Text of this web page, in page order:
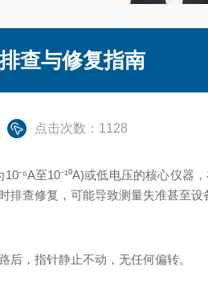
查与修复指南
点击次数：1128
至10⁻¹⁰A)或低电压的核心仪
排查修复，可能导致测量失准甚至
，指针静止不动，无任何偏转。